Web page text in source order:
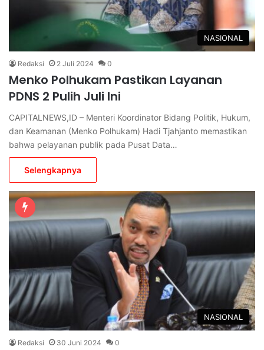
NASIONAL
Redaksi 2 Juli 2024 0
Menko Polhukam Pastikan Layanan
PDNS 2 Pulih Juli Ini
CAPITALNEWS,ID – Menteri Koordinator Bidang Politik, Hukum,
dan Keamanan (Menko Polhukam) Hadi Tjahjanto memastikan
bahwa pelayanan publik pada Pusat Data…
Selengkapnya
NASIONAL
Redaksi 30 Juni 2024 0